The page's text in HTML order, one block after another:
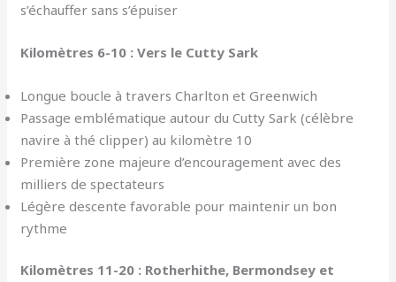
s’échauffer sans s’épuiser
Kilomètres 6-10 : Vers le Cutty Sark
Longue boucle à travers Charlton et Greenwich
Passage emblématique autour du Cutty Sark (célèbre
navire à thé clipper) au kilomètre 10
Première zone majeure d’encouragement avec des
milliers de spectateurs
Légère descente favorable pour maintenir un bon
rythme
Kilomètres 11-20 : Rotherhithe, Bermondsey et